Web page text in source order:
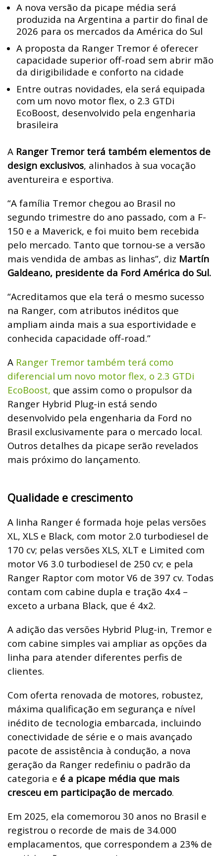
A nova versão da picape média será
produzida na Argentina a partir do final de
2026 para os mercados da América do Sul
A proposta da Ranger Tremor é oferecer
capacidade superior off-road sem abrir mão
da dirigibilidade e conforto na cidade
Entre outras novidades, ela será equipada
com um novo motor flex, o 2.3 GTDi
EcoBoost, desenvolvido pela engenharia
brasileira
A Ranger Tremor terá também elementos de
design exclusivos, alinhados à sua vocação
aventureira e esportiva.
“A família Tremor chegou ao Brasil no
segundo trimestre do ano passado, com a F-
150 e a Maverick, e foi muito bem recebida
pelo mercado. Tanto que tornou-se a versão
mais vendida de ambas as linhas”, diz Martín
Galdeano, presidente da Ford América do Sul.
“Acreditamos que ela terá o mesmo sucesso
na Ranger, com atributos inéditos que
ampliam ainda mais a sua esportividade e
conhecida capacidade off-road.”
A Ranger Tremor também terá como
diferencial um novo motor flex, o 2.3 GTDi
EcoBoost, que assim como o propulsor da
Ranger Hybrid Plug-in está sendo
desenvolvido pela engenharia da Ford no
Brasil exclusivamente para o mercado local.
Outros detalhes da picape serão revelados
mais próximo do lançamento.
Qualidade e crescimento
A linha Ranger é formada hoje pelas versões
XL, XLS e Black, com motor 2.0 turbodiesel de
170 cv; pelas versões XLS, XLT e Limited com
motor V6 3.0 turbodiesel de 250 cv; e pela
Ranger Raptor com motor V6 de 397 cv. Todas
contam com cabine dupla e tração 4x4 –
exceto a urbana Black, que é 4x2.
A adição das versões Hybrid Plug-in, Tremor e
com cabine simples vai ampliar as opções da
linha para atender diferentes perfis de
clientes.
Com oferta renovada de motores, robustez,
máxima qualificação em segurança e nível
inédito de tecnologia embarcada, incluindo
conectividade de série e o mais avançado
pacote de assistência à condução, a nova
geração da Ranger redefiniu o padrão da
categoria e é a picape média que mais
cresceu em participação de mercado.
Em 2025, ela comemorou 30 anos no Brasil e
registrou o recorde de mais de 34.000
emplacamentos, que correspondem a 23% de